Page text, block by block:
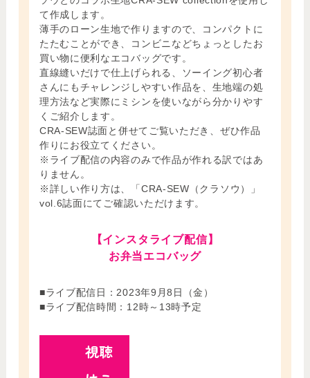
て作成します。
薄手のローン生地で作りますので、コンパクトに
たたむことができ、コンビニなどちょっとしたお
買い物に便利なエコバッグです。
直線縫いだけで仕上げられる、ソーイング初心者
さんにもチャレンジしやすい作品を、生地端の処
理方法など実際にミシンを使いながら分かりやす
くご紹介します。
CRA-SEW誌面と併せてご覧いただき、ぜひ作品
作りにお役立てください。
※ライブ配信の内容のみで作品が作れる訳ではあ
りません。
※詳しい作り方は、「CRA-SEW（クラソウ）」
vol.6誌面にてご確認いただけます。
【インスタライブ配信】
お弁当エコバッグ
■ライブ配信日：2023年9月8日（金）
■ライブ配信時間：12時～13時予定
視聴